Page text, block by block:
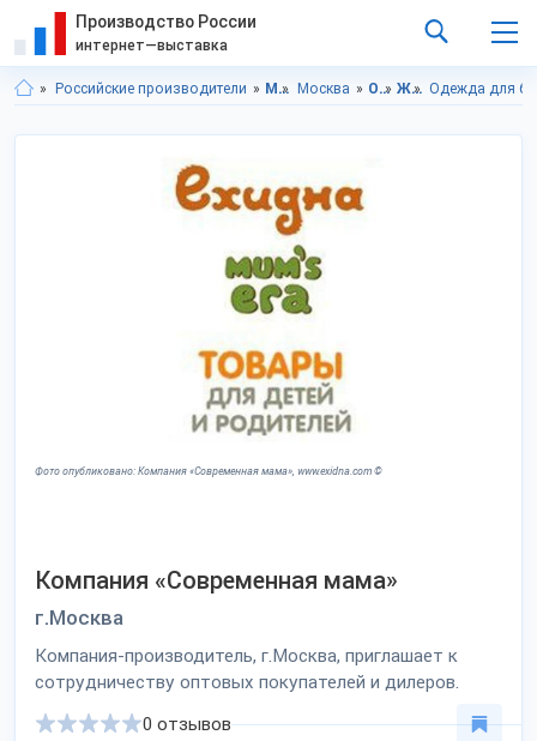
Производство России
интернет—выставка
Российские производители Московская область Москва Одежда Женская одежда и аксессуары Одежда для
Фото опубликовано: Компания «Современная мама», www.exidna.com ©
Компания «Современная мама»
г.Москва
Компания-производитель, г.Москва, приглашает к
сотрудничеству оптовых покупателей и дилеров.
0 отзывов